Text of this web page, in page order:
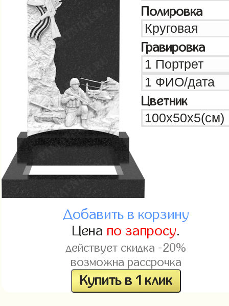
Полировка
Гравировка
Цветник
Добавить в корзину
Цена по запросу.
действует скидка -20%
возможна рассрочка
Купить в 1 клик